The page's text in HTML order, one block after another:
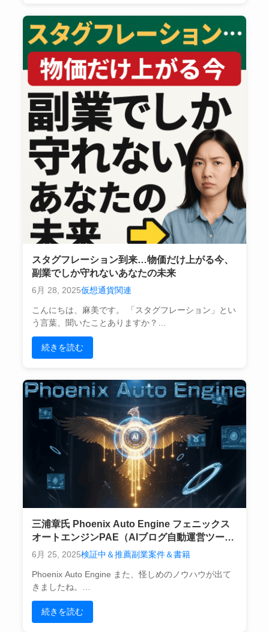
スタグフレーション到来…物価だけ上がる今、
副業でしか守れないあなたの未来
6月 28, 2025仮想通貨関連
こんにちは、麻美です。 「スタグフレーション」とい
う言葉、聞いたことありますか？…
続きを読む
三浦章氏 Phoenix Auto Engine フェニックス
オートエンジンPAE（AIブログ自動運営ツー
ル）
6月 25, 2025検証中＆推薦副業案件＆書籍
Phoenix Auto Engine また、怪しめのノウハウが出て
きましたね。…
続きを読む